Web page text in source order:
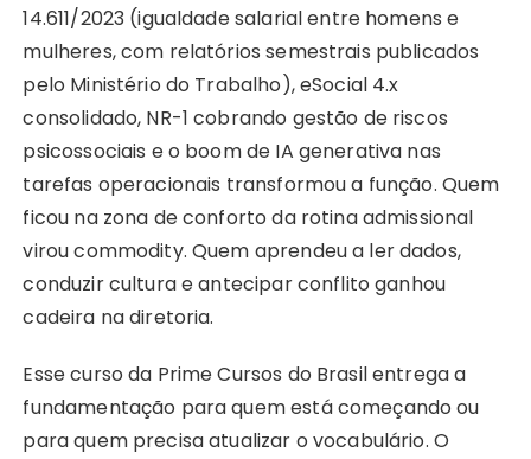
14.611/2023 (igualdade salarial entre homens e
mulheres, com relatórios semestrais publicados
pelo Ministério do Trabalho), eSocial 4.x
consolidado, NR-1 cobrando gestão de riscos
psicossociais e o boom de IA generativa nas
tarefas operacionais transformou a função. Quem
ficou na zona de conforto da rotina admissional
virou commodity. Quem aprendeu a ler dados,
conduzir cultura e antecipar conflito ganhou
cadeira na diretoria.
Esse curso da Prime Cursos do Brasil entrega a
fundamentação para quem está começando ou
para quem precisa atualizar o vocabulário. O